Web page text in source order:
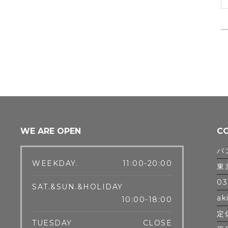
WE ARE OPEN
WEEKDAY. 11:00-20:00
SAT.&SUN.&HOLIDAY
10:00-18:00
TUESDAY CLOSE
バ
東
定